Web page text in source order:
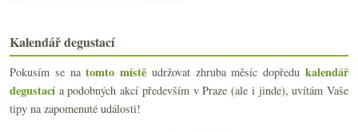
Víno a jídlo - sňatky z rozumu
Čerstvě bílé v lahvích Reistenu
Ano, šéfe! znovu a lépe?
Deset pinotů v Galerii 10
Trojské vinobraní a plastiková kultura
Kalendář degustací
Pokusím se natomto místě udržovat zhruba měsíc dopředukalendář
degustacía podobných akcí především v Praze (ale i jinde), uvítám Vaše
tipy na zapomenuté události!